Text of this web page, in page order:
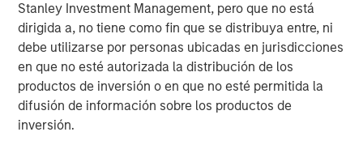
Stanley Investment Management, pero que no está
dirigida a, no tiene como fin que se distribuya entre, ni
debe utilizarse por personas ubicadas en jurisdicciones
en que no esté autorizada la distribución de los
productos de inversión o en que no esté permitida la
difusión de información sobre los productos de
inversión.
fundamentals is the first, important step in our
investment process.”
Broad Markets Fixed Income Team
Our team provides exposure to what we consider the best
ideas in fixed income. Leveraging the expertise of our